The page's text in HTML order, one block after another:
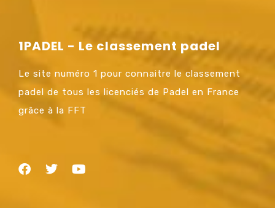
1PADEL - Le classement padel
Le site numéro 1 pour connaitre le classement
padel de tous les licenciés de Padel en France
grâce à la FFT